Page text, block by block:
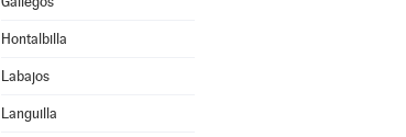
Hontalbilla
Labajos
Languilla